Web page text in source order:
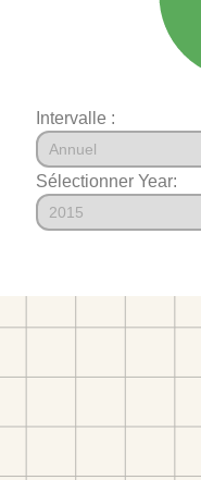
Intervalle :
Sélectionner Year: